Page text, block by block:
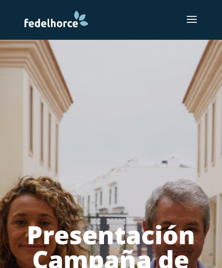
Presentación
Campaña de